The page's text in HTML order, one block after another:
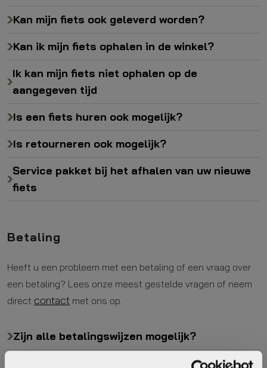
Kan mijn fiets ook geleverd worden?
Kan ik mijn fiets ophalen in de winkel?
Ik kan mijn fiets niet ophalen op de
aangegeven tijd
Is een fiets huren ook mogelijk?
Is retourneren ook mogelijk?
Service pakket bij het afhalen van uw nieuwe
fiets
Betaling
Heeft u een probleem met een betaling of een vraag over
een betaling? Lees onze meest gestelde vragen of neem
direct contact met ons op.
Zijn alle betalingswijzen mogelijk?